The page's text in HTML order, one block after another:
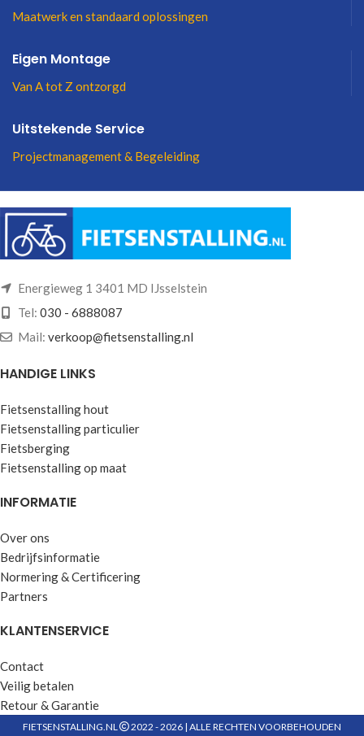
Maatwerk en standaard oplossingen
Eigen Montage
Van A tot Z ontzorgd
Uitstekende Service
Projectmanagement & Begeleiding
Energieweg 1 3401 MD IJsselstein
Tel: 030 - 6888087
Mail: verkoop@fietsenstalling.nl
HANDIGE LINKS
Fietsenstalling hout
Fietsenstalling particulier
Fietsberging
Fietsenstalling op maat
INFORMATIE
Over ons
Bedrijfsinformatie
Normering & Certificering
Partners
KLANTENSERVICE
Contact
Veilig betalen
Retour & Garantie
FIETSENSTALLING.NL 2022 - 2026 | ALLE RECHTEN VOORBEHOUDEN